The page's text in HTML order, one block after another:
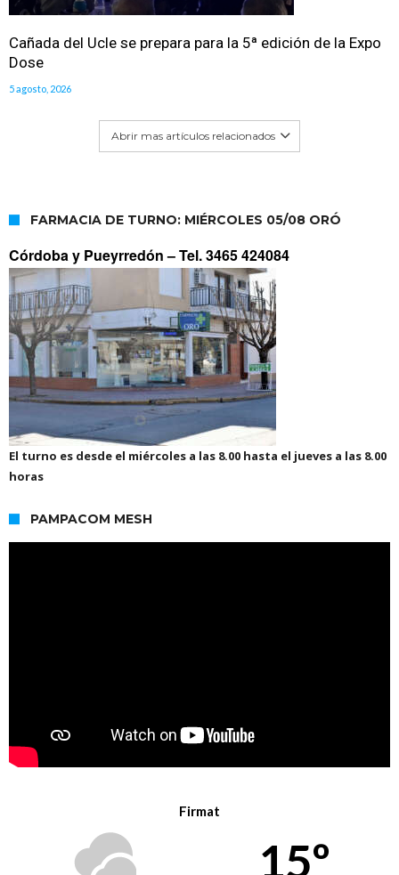
Cañada del Ucle se prepara para la 5ª edición de la Expo
Dose
5 agosto, 2026
Abrir mas artículos relacionados
FARMACIA DE TURNO: MIÉRCOLES 05/08 ORÓ
Córdoba y Pueyrredón –Tel. 3465 424084
El turno es desde el miércoles a las 8.00 hasta el jueves a las 8.00
horas
PAMPACOM MESH
Firmat
15º